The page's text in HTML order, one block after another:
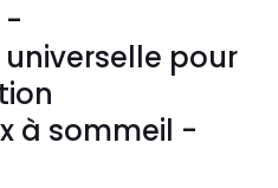
-
pour
à sommeil -